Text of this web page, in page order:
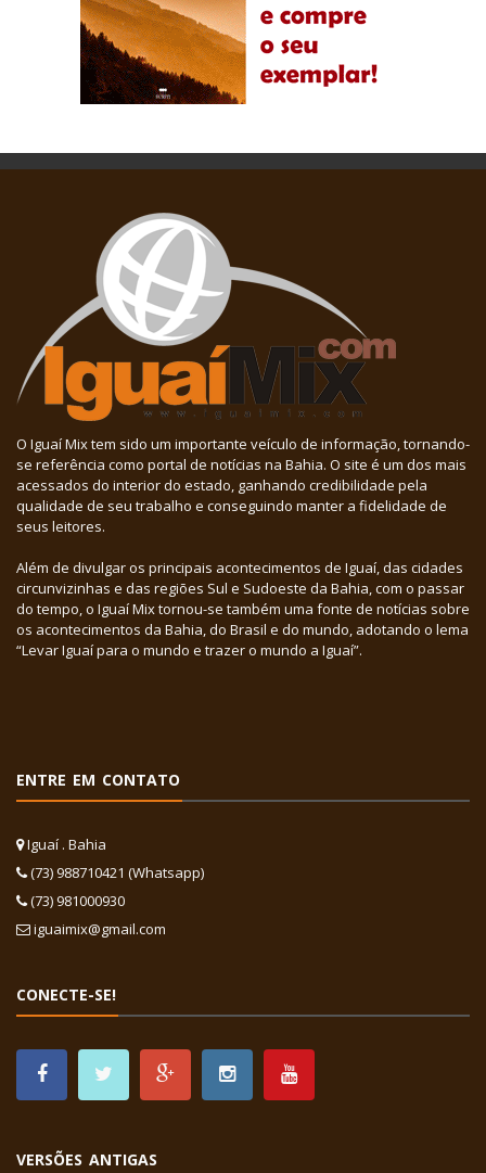
O Iguaí Mix tem sido um importante veículo de informação, tornando-
se referência como portal de notícias na Bahia. O site é um dos mais
acessados do interior do estado, ganhando credibilidade pela
qualidade de seu trabalho e conseguindo manter a fidelidade de
seus leitores.
Além de divulgar os principais acontecimentos de Iguaí, das cidades
circunvizinhas e das regiões Sul e Sudoeste da Bahia, com o passar
do tempo, o Iguaí Mix tornou-se também uma fonte de notícias sobre
os acontecimentos da Bahia, do Brasil e do mundo, adotando o lema
“Levar Iguaí para o mundo e trazer o mundo a Iguaí”.
ENTRE EM CONTATO
Iguaí . Bahia
(73) 988710421 (Whatsapp)
(73) 981000930
iguaimix@gmail.com
CONECTE-SE!
VERSÕES ANTIGAS